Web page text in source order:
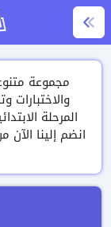
مجموعة
المرحلة
انضم إلينا